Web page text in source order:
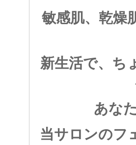
敏感肌、乾燥
新生活で、ち
あな
当サロンのフ